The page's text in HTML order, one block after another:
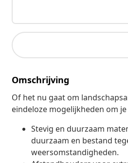
Omschrijving
Of het nu gaat om
eindeloze mogelijkheden om
Stevig en duurzaam
duurzaam en bestand
weersomstandigheden.